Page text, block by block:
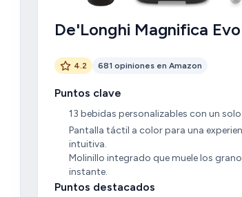
De'Longhi Magnifica
4.2 681 opiniones en Amazon
Puntos clave
13 bebidas personalizables con un
Pantalla táctil a color para una
intuitiva.
Molinillo integrado que muele los
instante.
Puntos destacados